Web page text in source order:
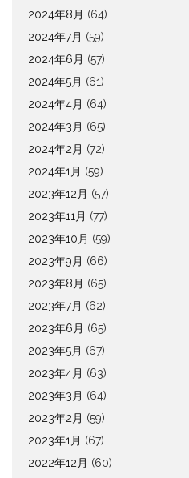
2024年8月 (64)
2024年7月 (59)
2024年6月 (57)
2024年5月 (61)
2024年4月 (64)
2024年3月 (65)
2024年2月 (72)
2024年1月 (59)
2023年12月 (57)
2023年11月 (77)
2023年10月 (59)
2023年9月 (66)
2023年8月 (65)
2023年7月 (62)
2023年6月 (65)
2023年5月 (67)
2023年4月 (63)
2023年3月 (64)
2023年2月 (59)
2023年1月 (67)
2022年12月 (60)